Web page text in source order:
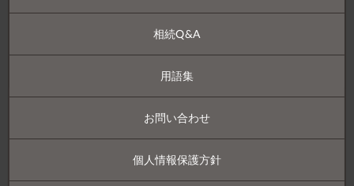
相続Q&A
用語集
お問い合わせ
個人情報保護方針